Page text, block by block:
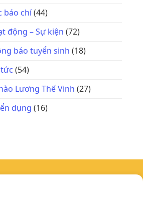
báo chí(44)
động – Sự kiện (72)
báo tuyển sinh (18)
(54)
Lương Thế Vinh (27)
dụng (16)